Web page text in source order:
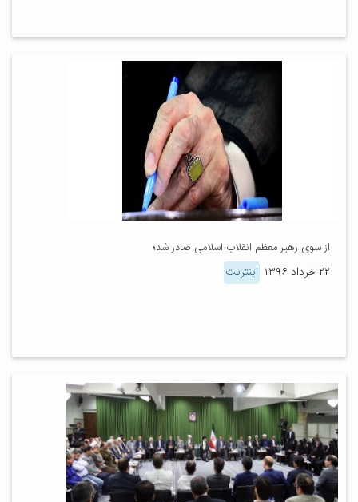
از سوی رهبر معظم انقلاب اسلامی صادر شد؛
۲۲ خرداد ۱۳۹۶ اینترنت